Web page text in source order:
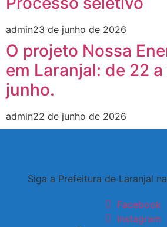
admin23 de junho de 2026
O projeto Nossa
em Laranjal: de 22
junho.
admin22 de junho de 2026
Siga a Prefeitura de Laranjal
Facebook
Instagram